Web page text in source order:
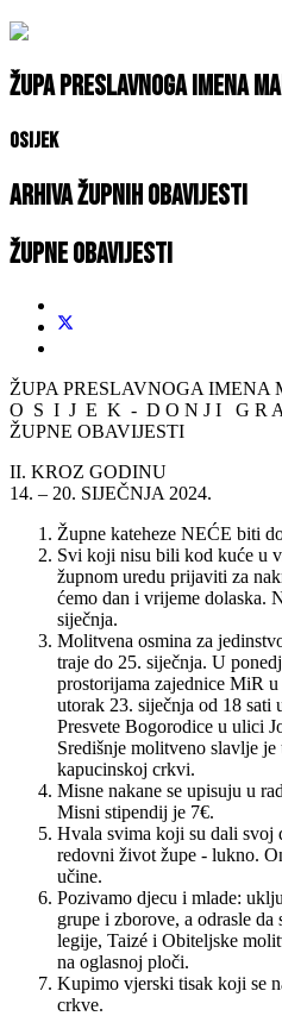
Župa Preslavnoga Imena
Osijek
Arhiva župnih obavijesti
Župne obavijesti
ŽUPA PRESLAVNOGA IMENA
O S I J E K - D O N J I G R
ŽUPNE OBAVIJESTI
II. KROZ GODINU
14. – 20. SIJEČNJA 2024.
Župne kateheze NEĆE biti
Svi koji nisu bili kod kuće u
župnom uredu prijaviti za
ćemo dan i vrijeme dolaska.
siječnja.
Molitvena osmina za
traje do 25. siječnja. U
prostorijama zajednice MiR
utorak 23. siječnja od 18 sati
Presvete Bogorodice u ulici
Središnje molitveno slavlje
kapucinskoj crkvi.
Misne nakane se upisuju u
Misni stipendij je 7€.
Hvala svima koji su dali svoj
redovni život župe - lukno.
učine.
Pozivamo djecu i mlade:
grupe i zborove, a odrasle
legije, Taizé i Obiteljske
na oglasnoj ploči.
Kupimo vjerski tisak koji se
crkve.